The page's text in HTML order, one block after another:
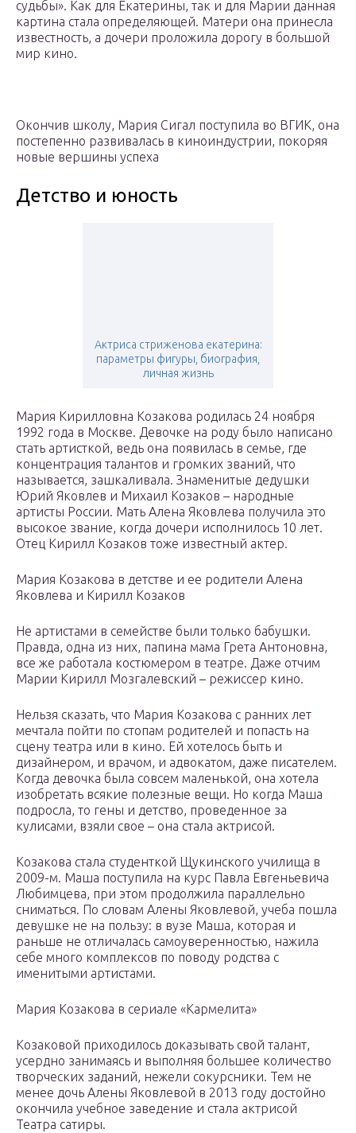
судьбы». Как для Екатерины, так и для Марии данная
картина стала определяющей. Матери она принесла
известность, а дочери проложила дорогу в большой
мир кино.
Окончив школу, Мария Сигал поступила во ВГИК, она
постепенно развивалась в киноиндустрии, покоряя
новые вершины успеха
Детство и юность
Актриса стриженова екатерина:
параметры фигуры, биография,
личная жизнь
Мария Кирилловна Козакова родилась 24 ноября
1992 года в Москве. Девочке на роду было написано
стать артисткой, ведь она появилась в семье, где
концентрация талантов и громких званий, что
называется, зашкаливала. Знаменитые дедушки
Юрий Яковлев и Михаил Козаков – народные
артисты России. Мать Алена Яковлева получила это
высокое звание, когда дочери исполнилось 10 лет.
Отец Кирилл Козаков тоже известный актер.
Мария Козакова в детстве и ее родители Алена
Яковлева и Кирилл Козаков
Не артистами в семействе были только бабушки.
Правда, одна из них, папина мама Грета Антоновна,
все же работала костюмером в театре. Даже отчим
Марии Кирилл Мозгалевский – режиссер кино.
Нельзя сказать, что Мария Козакова с ранних лет
мечтала пойти по стопам родителей и попасть на
сцену театра или в кино. Ей хотелось быть и
дизайнером, и врачом, и адвокатом, даже писателем.
Когда девочка была совсем маленькой, она хотела
изобретать всякие полезные вещи. Но когда Маша
подросла, то гены и детство, проведенное за
кулисами, взяли свое – она стала актрисой.
Козакова стала студенткой Щукинского училища в
2009-м. Маша поступила на курс Павла Евгеньевича
Любимцева, при этом продолжила параллельно
сниматься. По словам Алены Яковлевой, учеба пошла
девушке не на пользу: в вузе Маша, которая и
раньше не отличалась самоуверенностью, нажила
себе много комплексов по поводу родства с
именитыми артистами.
Мария Козакова в сериале «Кармелита»
Козаковой приходилось доказывать свой талант,
усердно занимаясь и выполняя большее количество
творческих заданий, нежели сокурсники. Тем не
менее дочь Алены Яковлевой в 2013 году достойно
окончила учебное заведение и стала актрисой
Театра сатиры.